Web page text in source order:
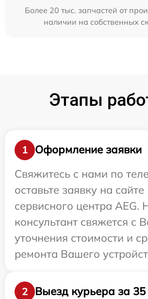
Более 20 тыс. запчастей от
наличии на собственных
Этапы
1
Оформление заявки
Свяжитесь с нами по
оставьте заявку на сайте
сервисного центра AEG.
консультант свяжется с
уточнения стоимости и
ремонта Вашего
2
Выезд курьера за 35